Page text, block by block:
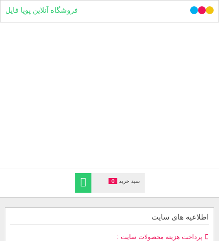
سبد خرید 0
فروشگاه آنلاین پویا فایل
اطلاعیه های سایت
پرداخت هزینه محصولات سایت